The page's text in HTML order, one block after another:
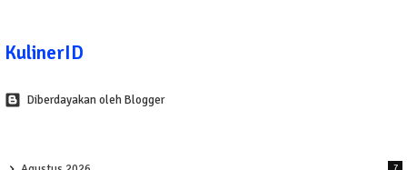
KulinerID
Diberdayakan oleh Blogger
7